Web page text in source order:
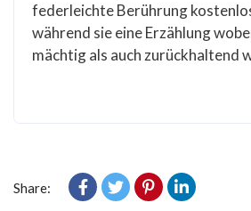
federleichte Berührung
während sie eine Erzählung
mächtig als auch zurückhaltend
Share: